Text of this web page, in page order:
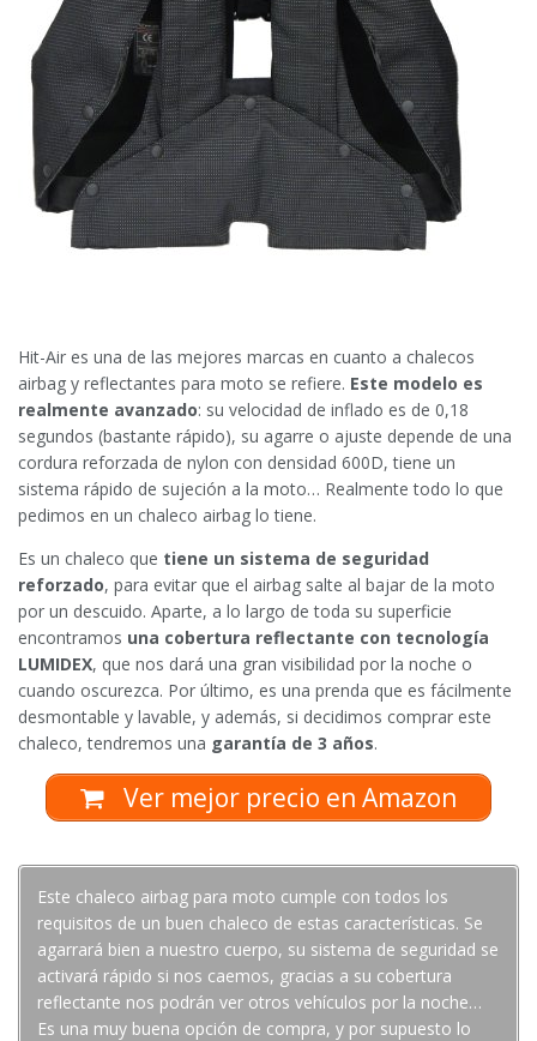
Hit-Air es una de las mejores marcas en cuanto a chalecos
airbag y reflectantes para moto se refiere. Este modelo es
realmente avanzado: su velocidad de inflado es de 0,18
segundos (bastante rápido), su agarre o ajuste depende de una
cordura reforzada de nylon con densidad 600D, tiene un
sistema rápido de sujeción a la moto… Realmente todo lo que
pedimos en un chaleco airbag lo tiene.
Es un chaleco que tiene un sistema de seguridad
reforzado, para evitar que el airbag salte al bajar de la moto
por un descuido. Aparte, a lo largo de toda su superficie
encontramos una cobertura reflectante con tecnología
LUMIDEX, que nos dará una gran visibilidad por la noche o
cuando oscurezca. Por último, es una prenda que es fácilmente
desmontable y lavable, y además, si decidimos comprar este
chaleco, tendremos una garantía de 3 años.
Ver mejor precio en Amazon
Este chaleco airbag para moto cumple con todos los
requisitos de un buen chaleco de estas características. Se
agarrará bien a nuestro cuerpo, su sistema de seguridad se
activará rápido si nos caemos, gracias a su cobertura
reflectante nos podrán ver otros vehículos por la noche…
Es una muy buena opción de compra, y por supuesto lo